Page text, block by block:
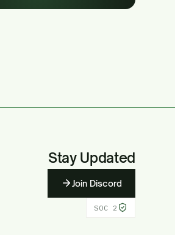
Stay Updated
Join Discord
SOC 2